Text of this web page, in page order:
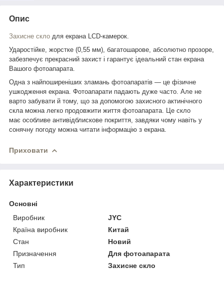
Опис
Захисне скло для екрана LCD-камерок.
Ударостійке, жорстке (0,55 мм), багатошарове, абсолютно прозоре,
забезпечує прекрасний захист і гарантує ідеальний стан екрана
Вашого фотоапарата.
Одна з найпоширеніших зламань фотоапаратів — це фізичне
ушкодження екрана. Фотоапарати падають дуже часто. Але не
варто забувати й тому, що за допомогою захисного актинічного
скла можна легко продовжити життя фотоапарата. Це скло
має особливе антивідблискове покриття, завдяки чому навіть у
сонячну погоду можна читати інформацію з екрана.
Приховати
Характеристики
Основні
Виробник
JYC
Країна виробник
Китай
Стан
Новий
Призначення
Для фотоапарата
Тип
Захисне скло